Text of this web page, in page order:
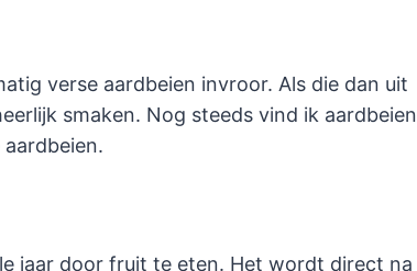
verse aardbeien invroor. Als die dan uit
smaken. Nog steeds vind ik aardbeien
jaar door fruit te eten. Het wordt direct na